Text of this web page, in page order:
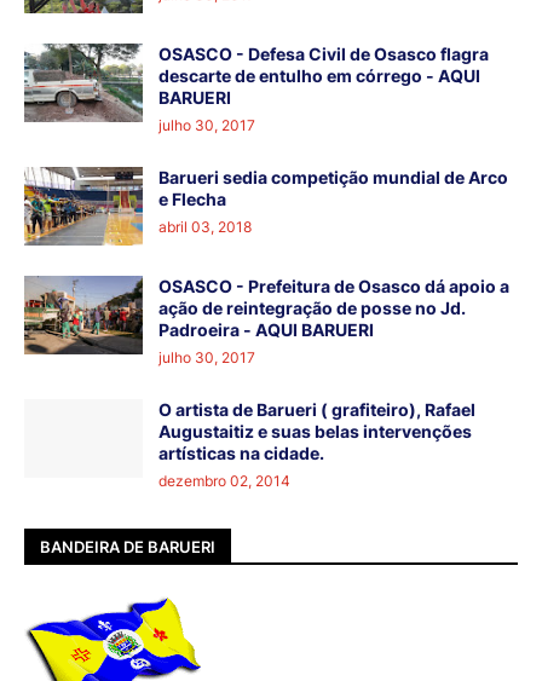
OSASCO - Defesa Civil de Osasco flagra
descarte de entulho em córrego - AQUI
BARUERI
julho 30, 2017
Barueri sedia competição mundial de Arco
e Flecha
abril 03, 2018
OSASCO - Prefeitura de Osasco dá apoio a
ação de reintegração de posse no Jd.
Padroeira - AQUI BARUERI
julho 30, 2017
O artista de Barueri ( grafiteiro), Rafael
Augustaitiz e suas belas intervenções
artísticas na cidade.
dezembro 02, 2014
BANDEIRA DE BARUERI